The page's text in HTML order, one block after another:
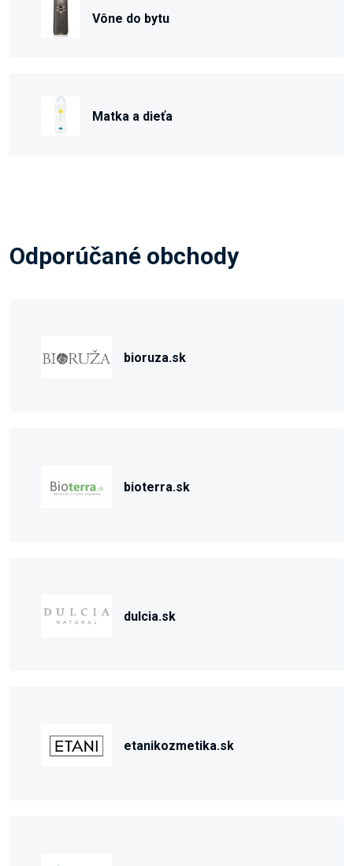
Vône do bytu
Matka a dieťa
Odporúčané obchody
bioruza.sk
bioterra.sk
dulcia.sk
etanikozmetika.sk